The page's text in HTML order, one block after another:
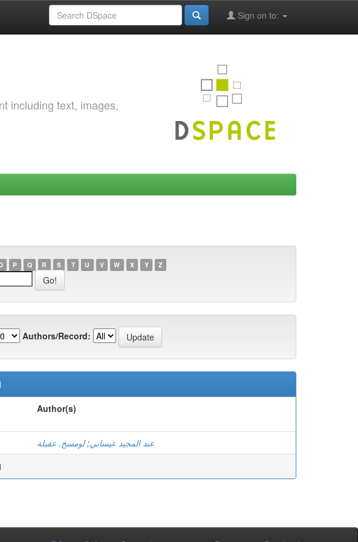
Sign on to:
including text, images,
P Q R S T U V W X Y Z
Authors/Record:
Author(s)
عبد المجيد عيساني;لومسخ, عقيلة